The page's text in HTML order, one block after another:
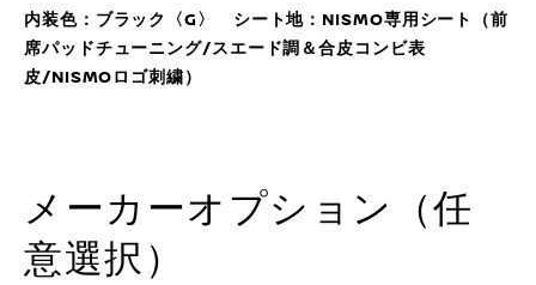
内装色：ブラック〈G〉 シート地：NISMO専用シート（前
席パッドチューニング/スエード調＆合皮コンビ表
皮/NISMOロゴ刺繍）
メーカーオプション（任
意選択）